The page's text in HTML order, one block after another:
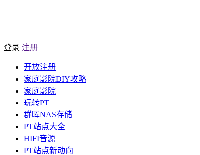
登录 注册
开放注册
家庭影院DIY攻略
家庭影院
玩转PT
群晖NAS存储
PT站点大全
HIFI音源
PT站点新动向